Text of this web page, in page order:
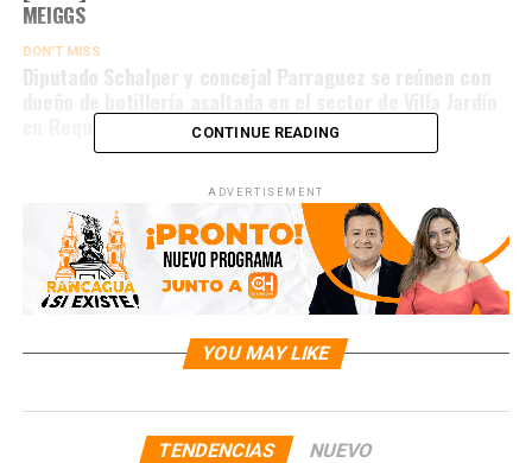
MEIGGS
DON'T MISS
Diputado Schalper y concejal Parraguez se reúnen con
en Requínoa
CONTINUE READING
ADVERTISEMENT
YOU MAY LIKE
TENDENCIAS NUEVO